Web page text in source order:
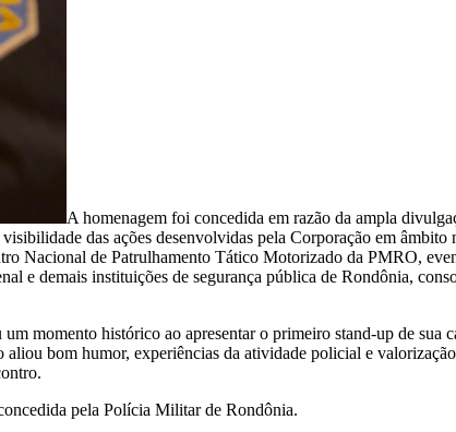
A homenagem foi concedida em razão da ampla
das ações desenvolvidas pela Corporação em âmbito
Nacional de Patrulhamento Tático Motorizado da PMRO,
e demais instituições de segurança pública de Rondônia,
momento histórico ao apresentar o primeiro stand-up de sua
bom humor, experiências da atividade policial e
pela Polícia Militar de Rondônia.